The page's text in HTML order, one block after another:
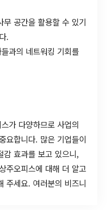
무 공간을 활용할 수 있기
.
과의 네트워킹 기회를
가 다양하므로 사업의
요합니다. 많은 기업들이
감 효과를 보고 있으니,
주오피스에 대해 더 알고
주세요. 여러분의 비즈니